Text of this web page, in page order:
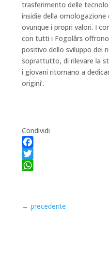
trasferimento delle
insidie della omologazione
ovunque i propri valori. I
con tutti i Fogolârs
positivo dello sviluppo dei
soprattutto, di rilevare la
i giovani ritornano a
origini’.
Condividi
Facebook
Twitter
← precedente